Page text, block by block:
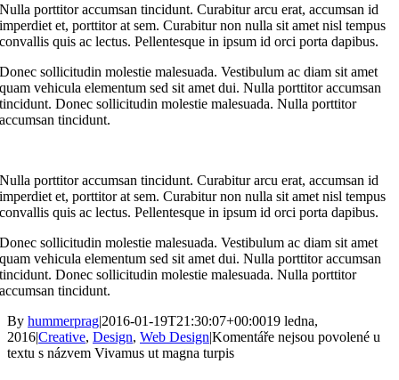
Nulla porttitor accumsan tincidunt. Curabitur arcu erat, accumsan id
imperdiet et, porttitor at sem. Curabitur non nulla sit amet nisl tempus
convallis quis ac lectus. Pellentesque in ipsum id orci porta dapibus.
Donec sollicitudin molestie malesuada. Vestibulum ac diam sit amet
quam vehicula elementum sed sit amet dui. Nulla porttitor accumsan
tincidunt. Donec sollicitudin molestie malesuada. Nulla porttitor
accumsan tincidunt.
Nulla porttitor accumsan tincidunt. Curabitur arcu erat, accumsan id
imperdiet et, porttitor at sem. Curabitur non nulla sit amet nisl tempus
convallis quis ac lectus. Pellentesque in ipsum id orci porta dapibus.
Donec sollicitudin molestie malesuada. Vestibulum ac diam sit amet
quam vehicula elementum sed sit amet dui. Nulla porttitor accumsan
tincidunt. Donec sollicitudin molestie malesuada. Nulla porttitor
accumsan tincidunt.
By hummerprag|2016-01-19T21:30:07+00:0019 ledna,
2016|Creative, Design, Web Design|Komentáře nejsou povolené u
textu s názvem Vivamus ut magna turpis